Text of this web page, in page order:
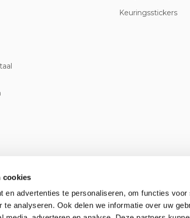
cookies
en advertenties te personaliseren, om functies voor
te analyseren. Ook delen we informatie over uw
Keuringsstickers